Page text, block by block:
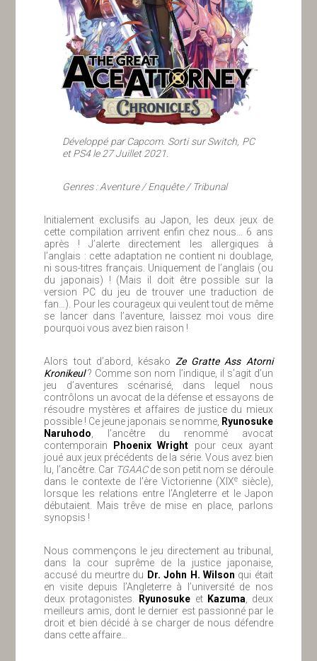
Développé par Capcom. Sorti sur Switch, PC
et PS4 le 27 Juillet 2021.
Genres : Aventure / Enquête / Tribunal
Initialement exclusifs au Japon, les deux jeux de
cette compilation arrivent enfin chez nous… 6 ans
après ! J’alerte directement les allergiques à
l’anglais : cette adaptation ne contient ni doublage,
ni sous-titres français. Uniquement de l’anglais (ou
du japonais) ! (Mais il doit être possible sur la
version PC du jeu de trouver une traduction de
fan…). Pour les courageux qui veulent tout de même
se lancer dans l’aventure, laissez moi vous dire
pourquoi vous avez bien raison !
Alors tout d’abord, késako Ze Gratte Ass Atorni
Kronikeul? Comme son nom l’indique, il s’agit d’un
jeu d’aventures scénarisé, dans lequel nous
contrôlons un avocat de la défense et essayons de
résoudre mystères et affaires de justice du mieux
possible ! Ce jeune japonais se nomme, Ryunosuke
Naruhodo , l’ancêtre du renommé avocat
contemporain
Phoenix Wright pour ceux ayant
joué aux jeux précédents de la série. Vous avez bien
lu, l’ancêtre. Car TGAACde son petit nom se déroule
dans le contexte de l’ère Victorienne (XIXesiècle),
lorsque les relations entre l’Angleterre et le Japon
débutaient. Mais trêve de mise en place, parlons
synopsis !
Nous commençons le jeu directement au tribunal,
dans la cour suprême de la justice japonaise,
accusé du meurtre du Dr. John H. Wilson qui était
en visite depuis l’Angleterre à l’université de nos
deux protagonistes.
Ryunosuke et Kazuma , deux
meilleurs amis, dont le dernier est passionné par le
droit et bien décidé à se charger de nous défendre
dans cette affaire…